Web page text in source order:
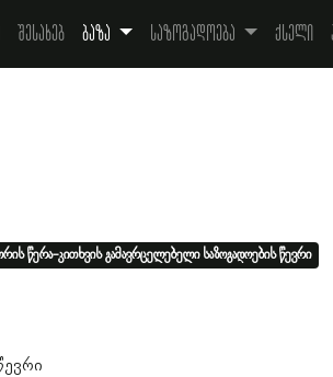
შესახებ ბაზა საზოგადოება ქსელი
წერა-კითხვის გამავრცელებელი საზოგადოების წევრი